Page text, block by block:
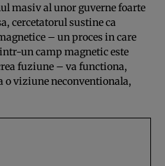
masiv al unor guverne foarte
cercetatorul sustine ca
– un proces in care
un camp magnetic este
fuziune – va functiona,
o viziune neconventionala,